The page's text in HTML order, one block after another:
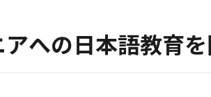
への日本語教育を